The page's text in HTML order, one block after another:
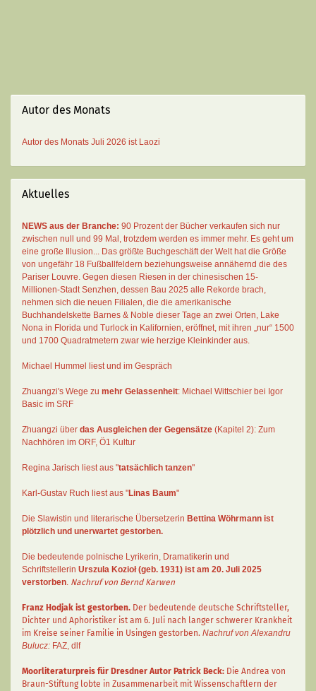
Autor des Monats
Autor des Monats Juli 2026 ist Laozi
Aktuelles
NEWS aus der Branche: 90 Prozent der Bücher verkaufen sich nur
zwischen null und 99 Mal , trotzdem werden es immer mehr. Es geht um
eine große Illusion... Das größte Buchgeschäft der Welt hat die Größe
von ungefähr 18 Fußballfeldern beziehungsweise annähernd die des
Pariser Louvre. Gegen diesen Riesen in der chinesischen 15-
Millionen-Stadt Senzhen, dessen Bau 2025 alle Rekorde brach,
nehmen sich die neuen Filialen, die die amerikanische
Buchhandelskette Barnes & Noble dieser Tage an zwei Orten, Lake
Nona in Florida und Turlock in Kalifornien, eröffnet, mit ihren „nur“ 1500
und 1700 Quadratmetern zwar wie herzige Kleinkinder aus.
Michael Hummel liest und im Gespräch
Zhuangzi's Wege zu mehr Gelassenheit: Michael Wittschier bei Igor
Basic im SRF
Zhuangzi über das Ausgleichen der Gegensätze (Kapitel 2): Zum
Nachhören im ORF, Ö1 Kultur
Regina Jarisch liest aus "tatsächlich tanzen"
Karl-Gustav Ruch liest aus "Linas Baum"
Die Slawistin und literarische Übersetzerin Bettina Wöhrmann ist
plötzlich und unerwartet gestorben.
Die bedeutende polnische Lyrikerin, Dramatikerin und
Schriftstellerin Urszula Kozioł (geb. 1931) ist am 20. Juli 2025
verstorben. Nachruf von Bernd Karwen
Franz Hodjak ist gestorben. Der bedeutende deutsche Schriftsteller,
Dichter und Aphoristiker ist am 6. Juli nach langer schwerer Krankheit
im Kreise seiner Familie in Usingen gestorben. Nachruf von Alexandru
Bulucz: FAZ, dlf
Moorliteraturpreis für Dresdner Autor Patrick Beck: Die Andrea von
Braun-Stiftung lobte in Zusammenarbeit mit Wissenschaftlern der